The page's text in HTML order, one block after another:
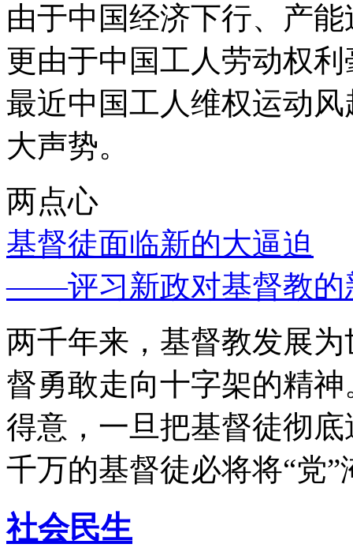
由于中国经济下行、产
更由于中国工人劳动权
最近中国工人维权运动
大声势。
两点心
基督徒面临新的大逼迫
——评习新政对基督教的
两千年来，基督教发展
督勇敢走向十字架的精
得意，一旦把基督徒彻
千万的基督徒必将将“党”
社会民生